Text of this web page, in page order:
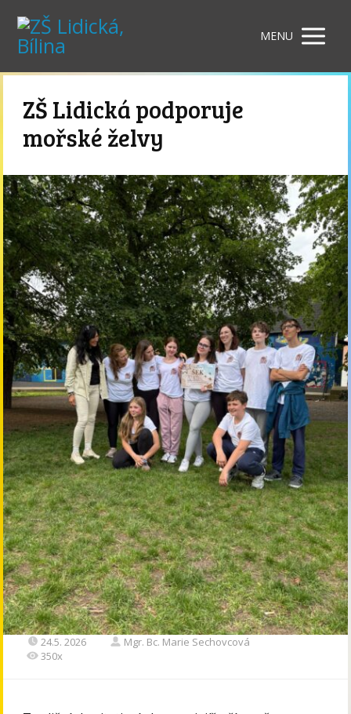
MENU
ZŠ Lidická podporuje
mořské želvy
24.5. 2026
Mgr. Bc. Marie Sechovcová
350x